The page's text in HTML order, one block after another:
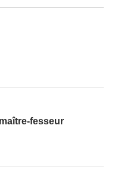
fesseur